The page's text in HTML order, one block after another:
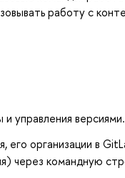
работу с
управления версиями.
его организации в
через командную